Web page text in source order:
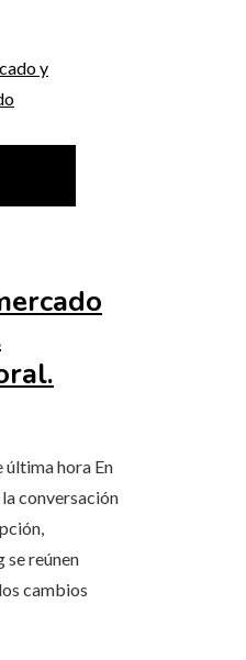
hora En
conversación
se reúnen
cambios